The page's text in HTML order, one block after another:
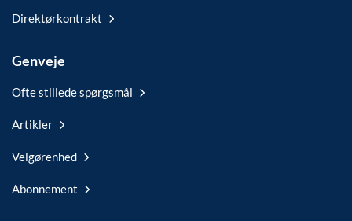
Direktørkontrakt
Genveje
Ofte stillede spørgsmål
Artikler
Velgørenhed
Abonnement